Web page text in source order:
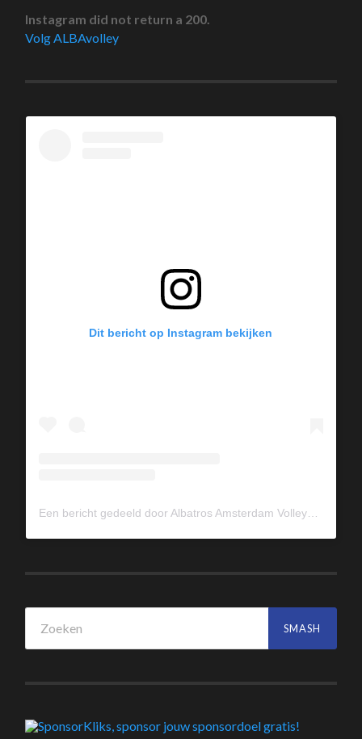
Instagram did not return a 200.
Volg ALBAvolley
Dit bericht op Instagram bekijken